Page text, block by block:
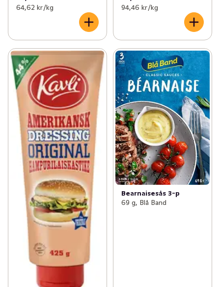
64,62 kr /kg 94,46 kr /kg
Bearnaisesås 3-p
69 g, Blå Band